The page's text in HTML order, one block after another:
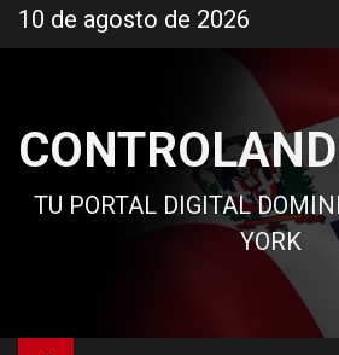
al
10 de agosto de 2026
TU PORTAL DIGITAL
YORK